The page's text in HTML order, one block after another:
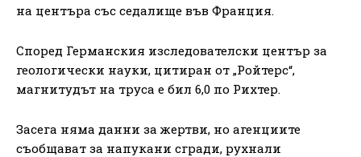
на центъра със седалище във Франция.
Според Германския изследователски център за
геологически науки, цитиран от „Ройтерс“,
магнитудът на труса е бил 6,0 по Рихтер.
Засега няма данни за жертви, но агенциите
съобщават за напукани сгради, рухнали